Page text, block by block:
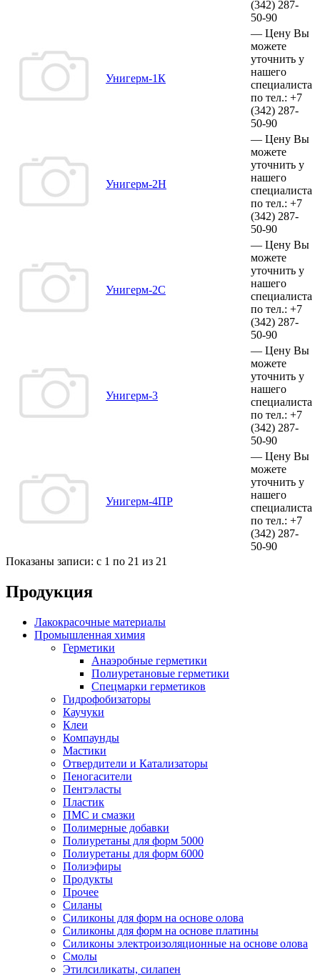
(342) 287-
50-90
Унигерм-1К
— Цену Вы
можете
уточнить у
нашего
специалиста
по тел.: +7
(342) 287-
50-90
Унигерм-2Н
— Цену Вы
можете
уточнить у
нашего
специалиста
по тел.: +7
(342) 287-
50-90
Унигерм-2С
— Цену Вы
можете
уточнить у
нашего
специалиста
по тел.: +7
(342) 287-
50-90
Унигерм-3
— Цену Вы
можете
уточнить у
нашего
специалиста
по тел.: +7
(342) 287-
50-90
Унигерм-4ПР
— Цену Вы
можете
уточнить у
нашего
специалиста
по тел.: +7
(342) 287-
50-90
Показаны записи: с 1 по 21 из 21
Продукция
Лакокрасочные материалы
Промышленная химия
Герметики
Анаэробные герметики
Полиуретановые герметики
Спецмарки герметиков
Гидрофобизаторы
Каучуки
Клеи
Компаунды
Мастики
Отвердители и Катализаторы
Пеногасители
Пентэласты
Пластик
ПМС и смазки
Полимерные добавки
Полиуретаны для форм 5000
Полиуретаны для форм 6000
Полиэфиры
Продукты
Прочее
Силаны
Силиконы для форм на основе олова
Силиконы для форм на основе платины
Силиконы электроизоляционные на основе олова
Смолы
Этилсиликаты, силапен